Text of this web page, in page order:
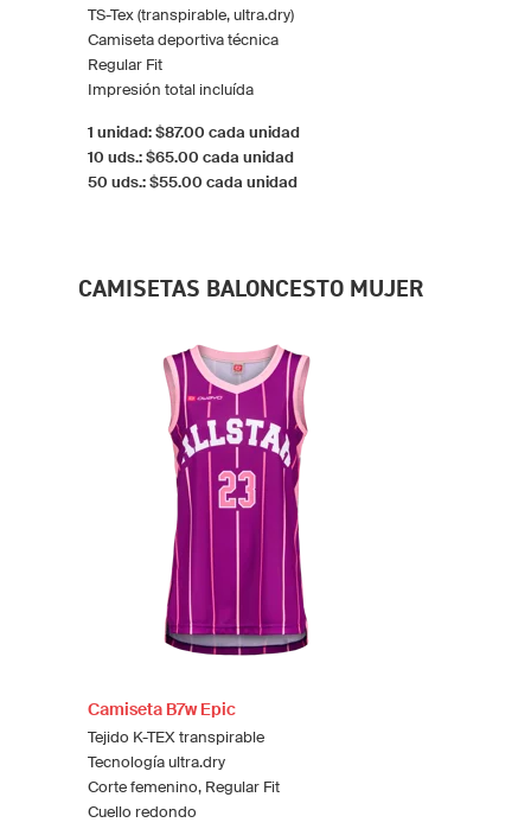
TS-Tex (transpirable, ultra.dry)
Camiseta deportiva técnica
Regular Fit
Impresión total incluída
1 unidad: $87.00 cada unidad
10 uds.: $65.00 cada unidad
50 uds.: $55.00 cada unidad
CAMISETAS BALONCESTO MUJER
Camiseta B7w Epic
Tejido K-TEX transpirable
Tecnología ultra.dry
Corte femenino, Regular Fit
Cuello redondo